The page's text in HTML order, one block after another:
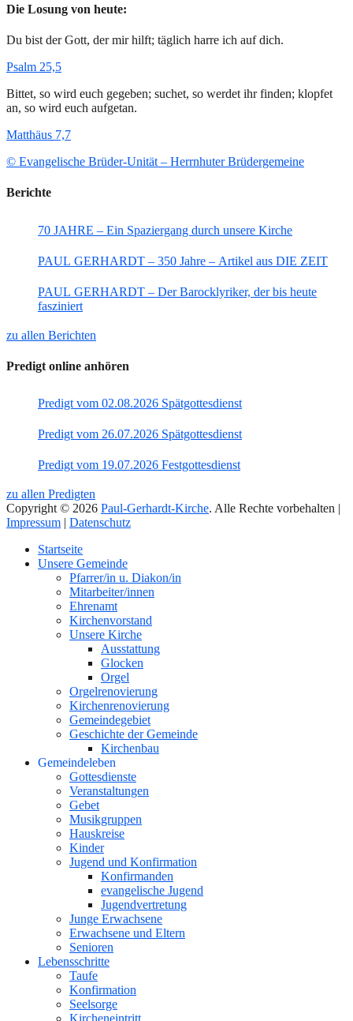
Die Losung von heute:
Du bist der Gott, der mir hilft; täglich harre ich auf dich.
Psalm 25,5
Bittet, so wird euch gegeben; suchet, so werdet ihr finden; klopfet
an, so wird euch aufgetan.
Matthäus 7,7
© Evangelische Brüder-Unität – Herrnhuter Brüdergemeine
Berichte
70 JAHRE – Ein Spaziergang durch unsere Kirche
PAUL GERHARDT – 350 Jahre – Artikel aus DIE ZEIT
PAUL GERHARDT – Der Barocklyriker, der bis heute
fasziniert
zu allen Berichten
Predigt online anhören
Predigt vom 02.08.2026 Spätgottesdienst
Predigt vom 26.07.2026 Spätgottesdienst
Predigt vom 19.07.2026 Festgottesdienst
zu allen Predigten
Copyright © 2026 Paul-Gerhardt-Kirche. Alle Rechte vorbehalten |
Impressum | Datenschutz
oben
Startseite
Unsere Gemeinde
Pfarrer/in u. Diakon/in
Mitarbeiter/innen
Ehrenamt
Kirchenvorstand
Unsere Kirche
Ausstattung
Glocken
Orgel
Orgelrenovierung
Kirchenrenovierung
Gemeindegebiet
Geschichte der Gemeinde
Kirchenbau
Gemeindeleben
Gottesdienste
Veranstaltungen
Gebet
Musikgruppen
Hauskreise
Kinder
Jugend und Konfirmation
Konfirmanden
evangelische Jugend
Jugendvertretung
Junge Erwachsene
Erwachsene und Eltern
Senioren
Lebensschritte
Taufe
Konfirmation
Seelsorge